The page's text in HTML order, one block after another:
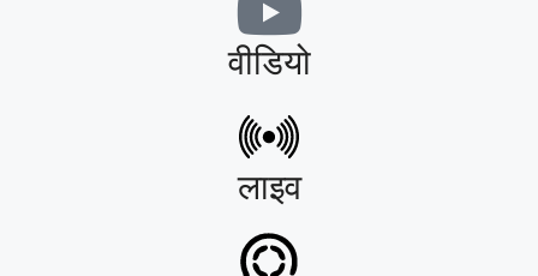
वीडियो
लाइव